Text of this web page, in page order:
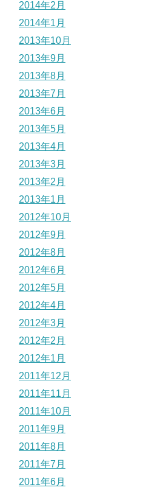
2014年2月
2014年1月
2013年10月
2013年9月
2013年8月
2013年7月
2013年6月
2013年5月
2013年4月
2013年3月
2013年2月
2013年1月
2012年10月
2012年9月
2012年8月
2012年6月
2012年5月
2012年4月
2012年3月
2012年2月
2012年1月
2011年12月
2011年11月
2011年10月
2011年9月
2011年8月
2011年7月
2011年6月